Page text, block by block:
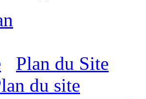
Plan du Site
du site